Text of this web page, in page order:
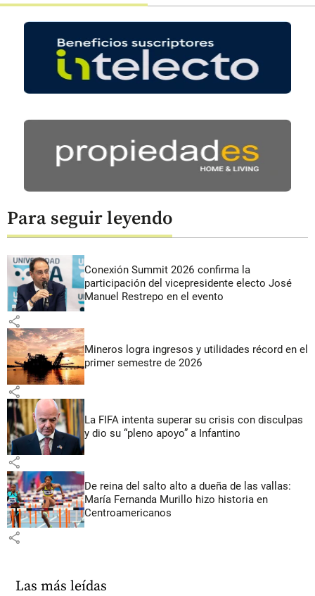
Para seguir leyendo
Conexión Summit 2026 confirma la
participación del vicepresidente electo José
Manuel Restrepo en el evento
share
Mineros logra ingresos y utilidades récord en el
primer semestre de 2026
share
La FIFA intenta superar su crisis con disculpas
y dio su “pleno apoyo” a Infantino
share
De reina del salto alto a dueña de las vallas:
María Fernanda Murillo hizo historia en
Centroamericanos
share
Las más leídas